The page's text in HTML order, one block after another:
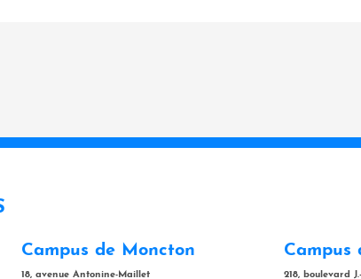
Campus de Moncton
18, avenue Antonine-Maillet
Campus
218, boulevard